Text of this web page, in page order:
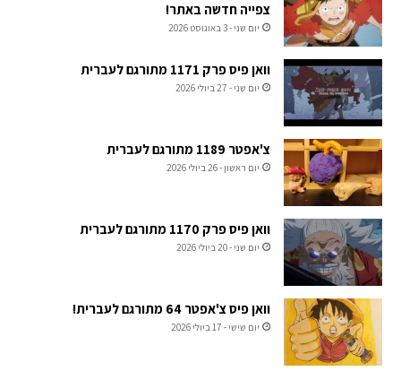
צפייה חדשה באתר!
יום שני - 3 באוגוסט 2026
וואן פיס פרק 1171 מתורגם לעברית
יום שני - 27 ביולי 2026
צ'אפטר 1189 מתורגם לעברית
יום ראשון - 26 ביולי 2026
וואן פיס פרק 1170 מתורגם לעברית
יום שני - 20 ביולי 2026
וואן פיס צ'אפטר 64 מתורגם לעברית!
יום שישי - 17 ביולי 2026